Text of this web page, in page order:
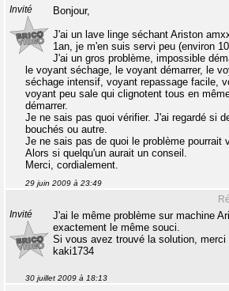
Invité
Bonjour,
J'ai un lave linge séchant Ariston
1an, je m'en suis servi peu (environ
J'ai un gros problème, impossible
le voyant séchage, le voyant démarrer, le
séchage intensif, voyant repassage facile,
voyant peu sale qui clignotent tous en
démarrer.
Je ne sais pas quoi vérifier. J'ai regardé si
bouchés ou autre.
Je ne sais pas de quoi le problème pourrait
Alors si quelqu'un aurait un conseil.
Merci, cordialement.
29 juin 2009 à 23:49
Invité
J'ai le même problème sur machine
exactement le même souci.
Si vous avez trouvé la solution, merci
kaki1734
30 juillet 2009 à 18:13